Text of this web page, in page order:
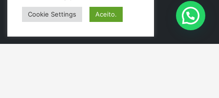
Cookie Settings Aceito.